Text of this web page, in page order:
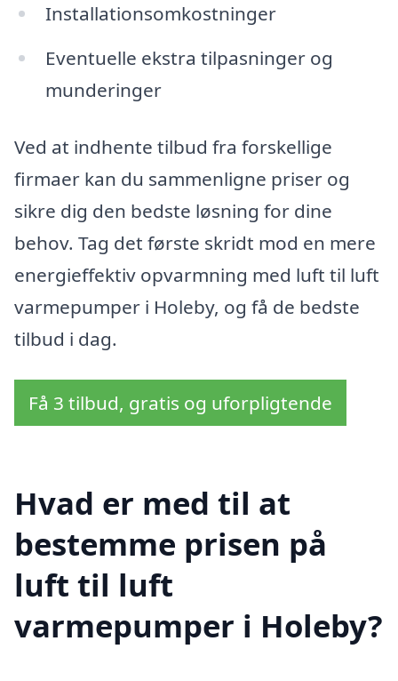
Installationsomkostninger
Eventuelle ekstra tilpasninger og
munderinger
Ved at indhente tilbud fra forskellige
firmaer kan du sammenligne priser og
sikre dig den bedste løsning for dine
behov. Tag det første skridt mod en mere
energieffektiv opvarmning med luft til luft
varmepumper i Holeby, og få de bedste
tilbud i dag.
Få 3 tilbud, gratis og uforpligtende
Hvad er med til at
bestemme prisen på
luft til luft
varmepumper i Holeby?